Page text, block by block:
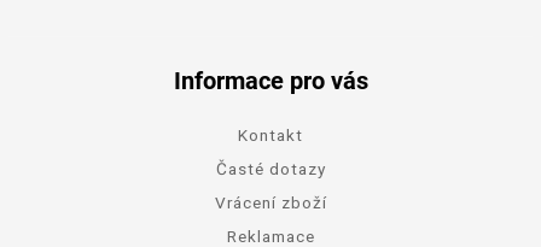
Informace pro vás
Kontakt
Časté dotazy
Vrácení zboží
Reklamace